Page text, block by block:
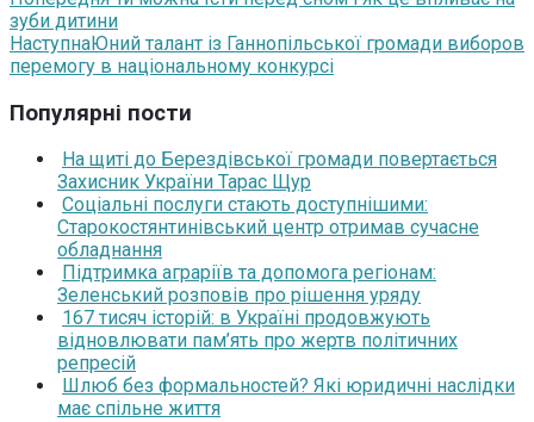
зуби дитини
НаступнаЮний талант із Ганнопільської громади виборов
перемогу в національному конкурсі
Популярні пости
На щиті до Берездівської громади повертається
Захисник України Тарас Щур
Соціальні послуги стають доступнішими:
Старокостянтинівський центр отримав сучасне
обладнання
Підтримка аграріїв та допомога регіонам:
Зеленський розповів про рішення уряду
167 тисяч історій: в Україні продовжують
відновлювати пам’ять про жертв політичних
репресій
Шлюб без формальностей? Які юридичні наслідки
має спільне життя